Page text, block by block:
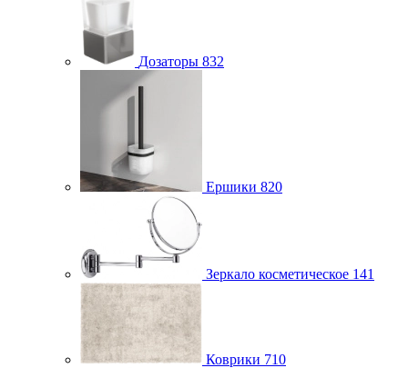
Дозаторы 832
Ершики 820
Зеркало косметическое 141
Коврики 710